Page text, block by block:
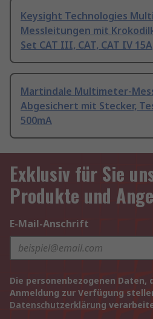
Keysight Technologies
Messleitungen mit
Set CAT III, CAT, CAT IV 15A
Martindale Multimeter-
Abgesichert mit Stecker,
500mA
Exklusiv für Sie
Produkte und
E-Mail-Anschrift
Die personenbezogenen Daten,
Anmeldung zur Verfügung
Datenschutzerklärung